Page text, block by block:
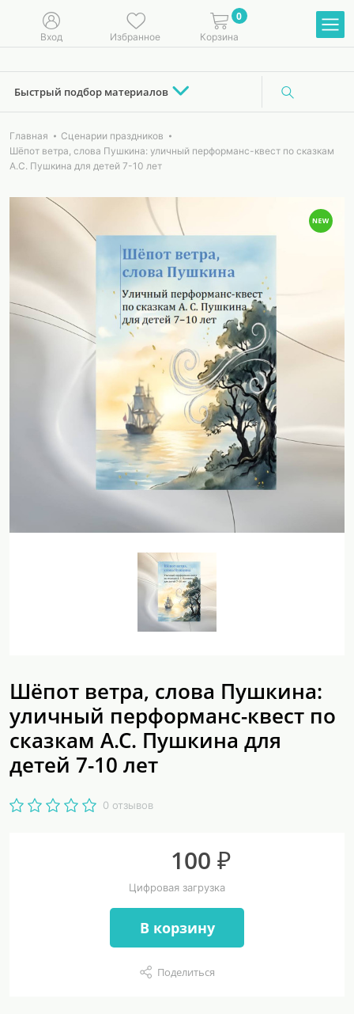
Вход Избранное
0
Корзина
Быстрый подбор материалов
Главная
Сценарии праздников
Шёпот ветра, слова Пушкина: уличный перформанс-квест по сказкам
А.С. Пушкина для детей 7-10 лет
Шёпот ветра, слова Пушкина:
уличный перформанс-квест по
сказкам А.С. Пушкина для
детей 7-10 лет
0 отзывов
100 ₽
Цифровая загрузка
В корзину
Поделиться